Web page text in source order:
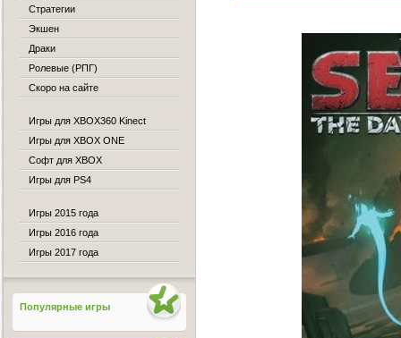
Стратегии
Экшен
Драки
Ролевые (РПГ)
Скоро на сайте
Игры для XBOX360 Kinect
Игры для XBOX ONE
Софт для XBOX
Игры для PS4
Игры 2015 года
Игры 2016 года
Игры 2017 года
Популярные игры